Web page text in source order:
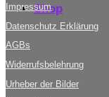
Shop
Impressum
Datenschutz Erklärung
AGBs
Widerrufsbelehrung
Urheber der Bilder